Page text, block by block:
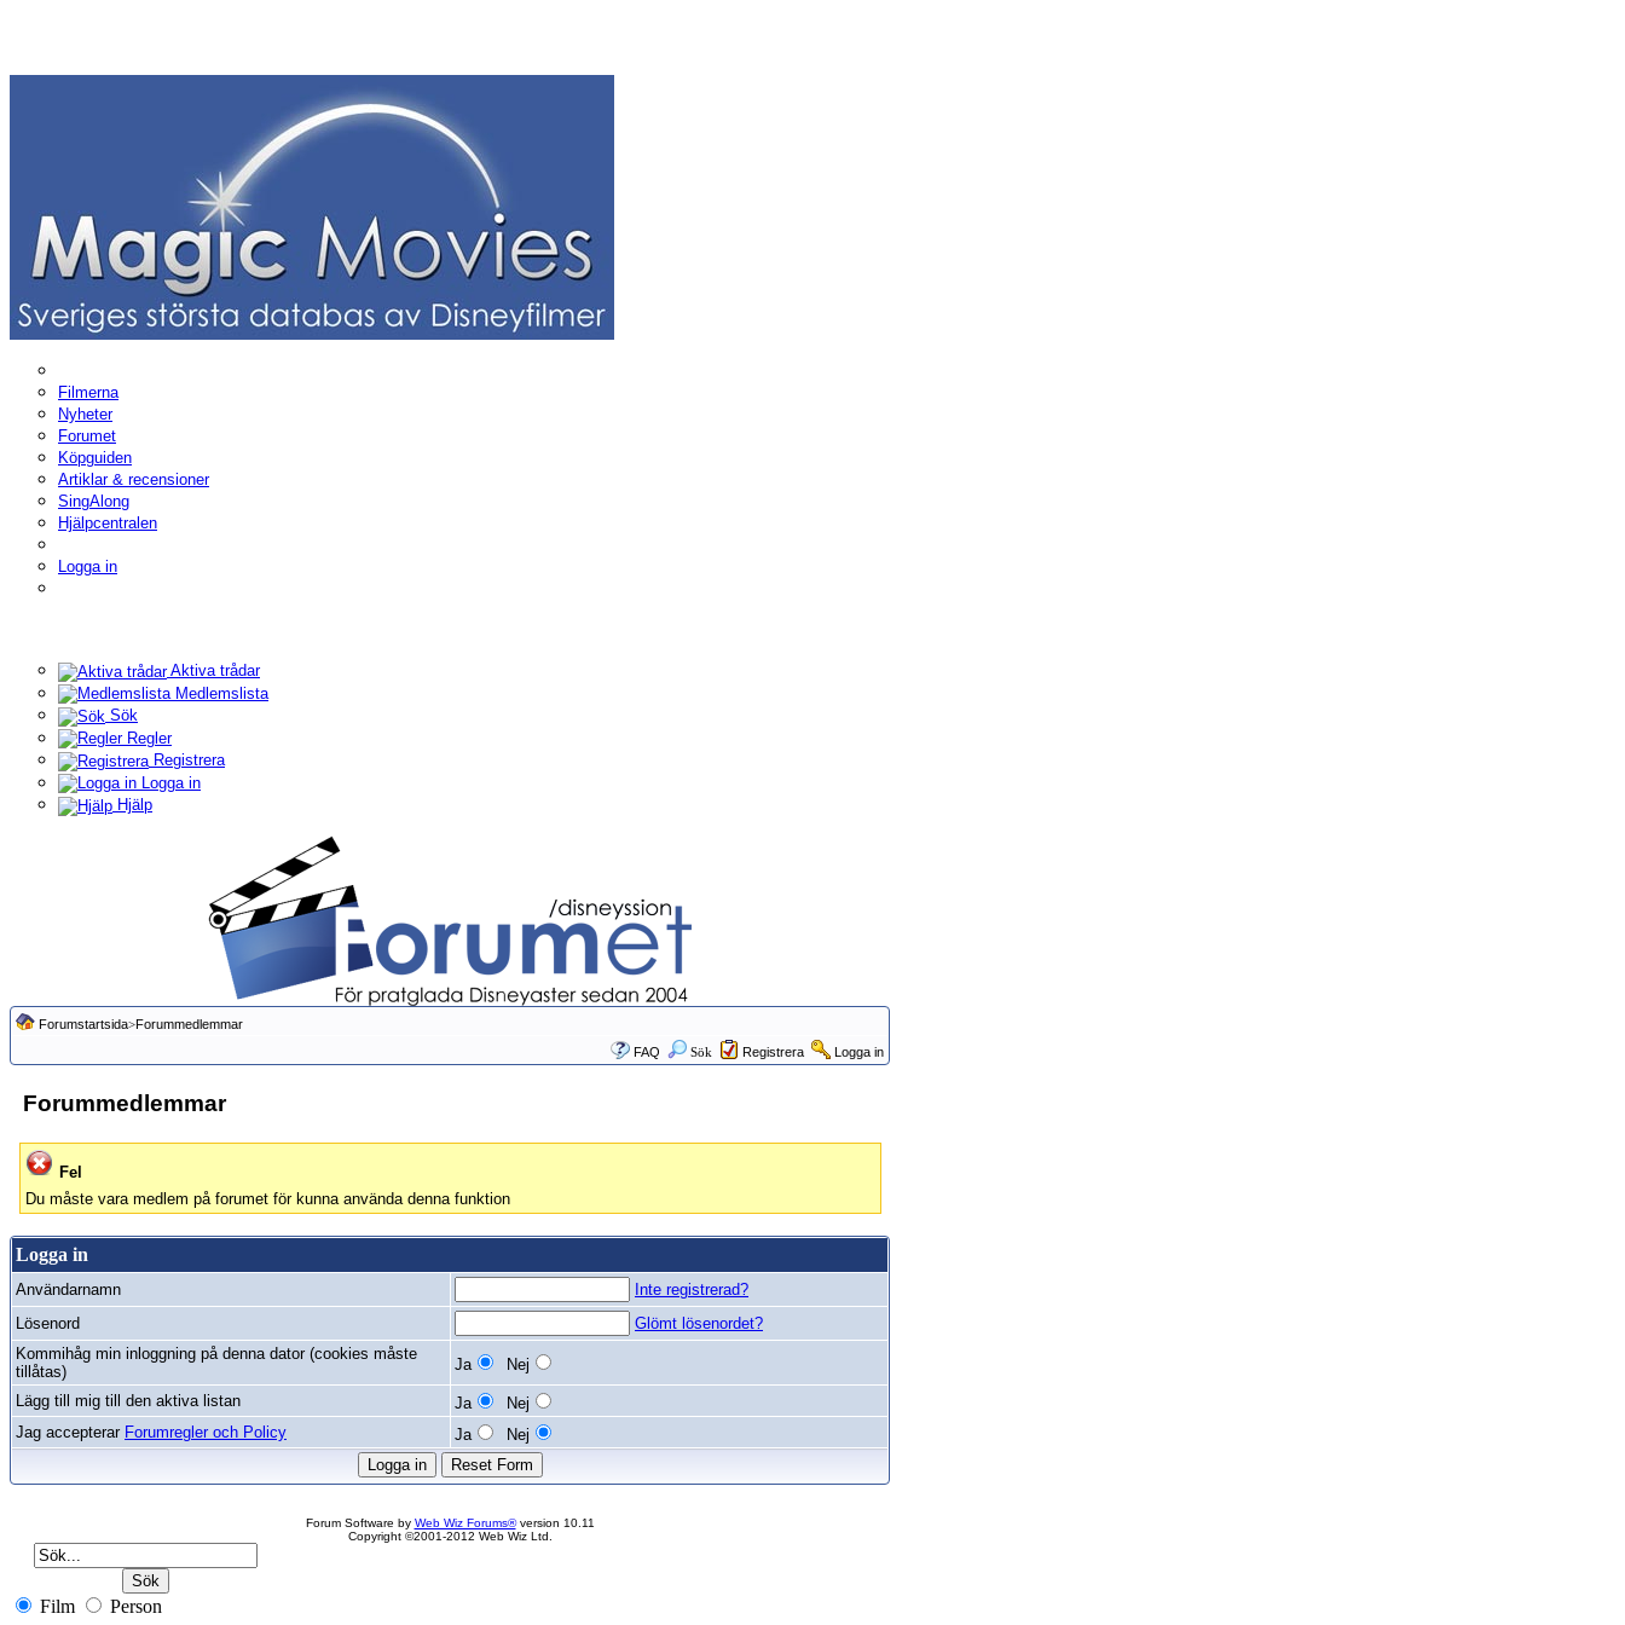
Filmerna
Nyheter
Forumet
Köpguiden
Artiklar & recensioner
SingAlong
Hjälpcentralen
Logga in
Aktiva trådar
Medlemslista
Sök
Regler
Registrera
Logga in
Hjälp
Forumstartsida>Forummedlemmar
FAQ
Sök Registrera Logga in
Forummedlemmar
Fel
Du måste vara medlem på forumet för kunna använda denna funktion
Logga in
Användarnamn
Inte registrerad?
Lösenord
Glömt lösenordet?
Kommihåg min inloggning på denna dator (cookies måste
tillåtas)
Ja
Nej
Lägg till mig till den aktiva listan
Ja
Nej
Jag accepterar Forumregler och Policy Ja Nej
Forum Software by Web Wiz Forums®version 10.11
Copyright ©2001-2012 Web Wiz Ltd.
Film Person